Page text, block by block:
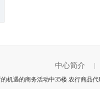
中心简介
机遇的商务活动中35楼 农行商品